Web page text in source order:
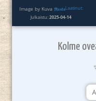
Image by Kuva Laatinut:
ℜ𝔲𝔰𝔱𝔞
Julkaistu:2025-04-14
Kolme